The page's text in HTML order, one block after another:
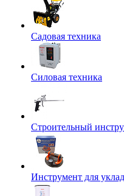
Садовая техника
Силовая техника
Строительный
Инструмент для